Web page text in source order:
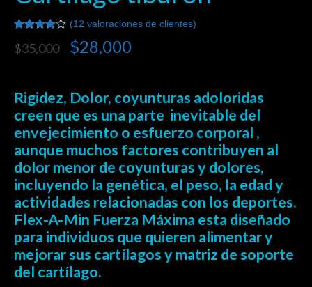
4.25
sobre 5
de
clientes
(12 valoraciones de clientes)
$35,000 $28,000
Rigidez, Dolor, coyunturas adoloridas
creen que es una parte inevitable del
envejecimiento o esfuerzo corporal ,
aunque muchos factores contribuyen al
dolor menor de coyunturas y dolores,
incluyendo la genética, el peso, la edad y
actividades relacionadas con los deportes.
Flex-A-Min Fuerza Máxima esta diseñado
para individuos que quieren alimentar y
mejorar sus cartílagos y matriz de soporte
del cartílago.